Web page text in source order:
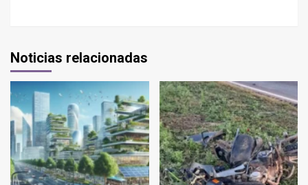
Noticias relacionadas